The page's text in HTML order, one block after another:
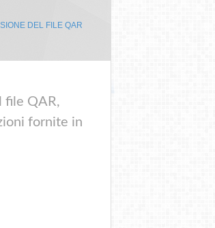
DEL FILE QAR
file QAR,
fornite in